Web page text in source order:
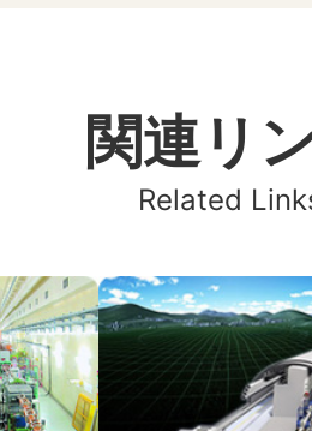
関連リ
Related